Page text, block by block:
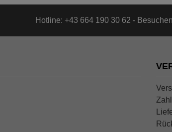
Hotline: +43 664 190 30 62 -